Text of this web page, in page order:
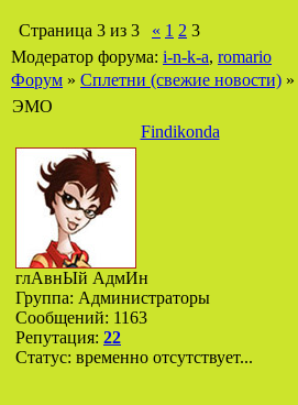
Страница 3 из 3 « 1 2 3
Модератор форума: i-n-k-a, romario
Форум » Сплетни (свежие новости) »
ЭМО
Findikonda
глАвнЫй АдмИн
Группа: Администраторы
Сообщений: 1163
Репутация: 22
Статус: временно отсутствует...